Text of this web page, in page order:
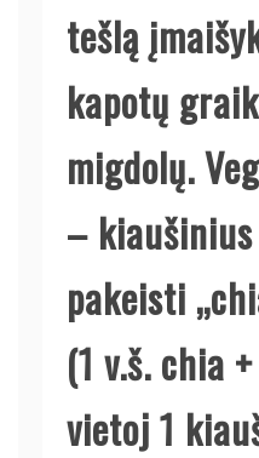
tešlą
kapotų
migdolų.
–
pakeisti
(1 v.š. chia
vietoj 1